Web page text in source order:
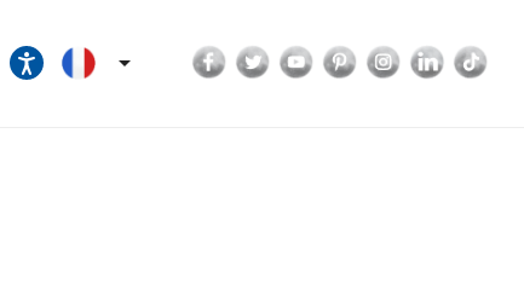
 Facebook
TwitterYouTubePinterestInstagram